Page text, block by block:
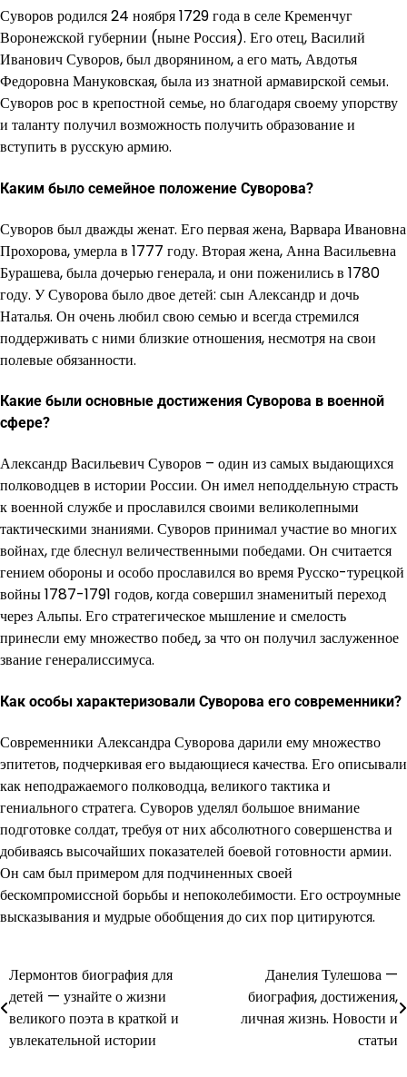
Суворов родился 24 ноября 1729 года в селе Кременчуг
Воронежской губернии (ныне Россия). Его отец, Василий
Иванович Суворов, был дворянином, а его мать, Авдотья
Федоровна Мануковская, была из знатной армавирской семьи.
Суворов рос в крепостной семье, но благодаря своему упорству
и таланту получил возможность получить образование и
вступить в русскую армию.
Каким было семейное положение Суворова?
Суворов был дважды женат. Его первая жена, Варвара Ивановна
Прохорова, умерла в 1777 году. Вторая жена, Анна Васильевна
Бурашева, была дочерью генерала, и они поженились в 1780
году. У Суворова было двое детей: сын Александр и дочь
Наталья. Он очень любил свою семью и всегда стремился
поддерживать с ними близкие отношения, несмотря на свои
полевые обязанности.
Какие были основные достижения Суворова в военной
сфере?
Александр Васильевич Суворов – один из самых выдающихся
полководцев в истории России. Он имел неподдельную страсть
к военной службе и прославился своими великолепными
тактическими знаниями. Суворов принимал участие во многих
войнах, где блеснул величественными победами. Он считается
гением обороны и особо прославился во время Русско-турецкой
войны 1787-1791 годов, когда совершил знаменитый переход
через Альпы. Его стратегическое мышление и смелость
принесли ему множество побед, за что он получил заслуженное
звание генералиссимуса.
Как особы характеризовали Суворова его современники?
Современники Александра Суворова дарили ему множество
эпитетов, подчеркивая его выдающиеся качества. Его описывали
как неподражаемого полководца, великого тактика и
гениального стратега. Суворов уделял большое внимание
подготовке солдат, требуя от них абсолютного совершенства и
добиваясь высочайших показателей боевой готовности армии.
Он сам был примером для подчиненных своей
бескомпромиссной борьбы и непоколебимости. Его остроумные
высказывания и мудрые обобщения до сих пор цитируются.
Навигация
по
записям
Лермонтов биография для
детей — узнайте о жизни
великого поэта в краткой и
увлекательной истории
Данелия Тулешова —
биография, достижения,
личная жизнь. Новости и
статьи